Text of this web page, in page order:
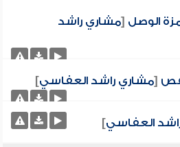
الوصل [مشاري راشد
[مشاري راشد العفاسي]
العفاسي]